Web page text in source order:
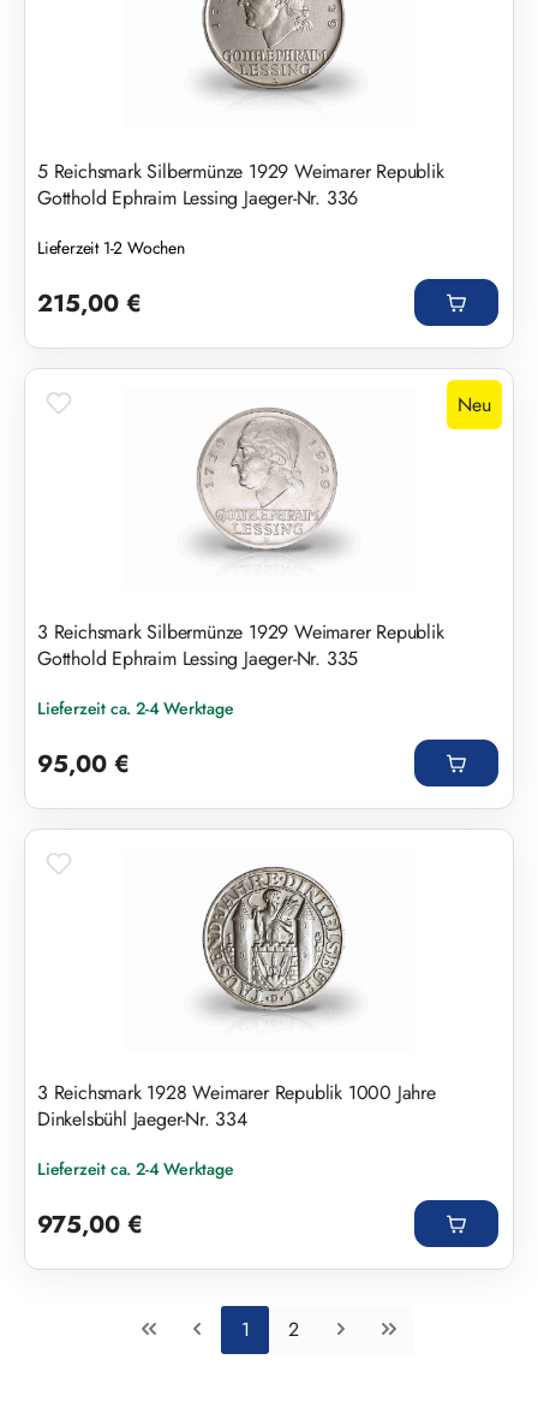
5 Reichsmark Silbermünze 1929 Weimarer Republik
Gotthold Ephraim Lessing Jaeger-Nr. 336
Lieferzeit 1-2 Wochen
215,00 €
Neu
3 Reichsmark Silbermünze 1929 Weimarer Republik
Gotthold Ephraim Lessing Jaeger-Nr. 335
Lieferzeit ca. 2-4 Werktage
95,00 €
3 Reichsmark 1928 Weimarer Republik 1000 Jahre
Dinkelsbühl Jaeger-Nr. 334
Lieferzeit ca. 2-4 Werktage
975,00 €
Seite
1 Seite
2